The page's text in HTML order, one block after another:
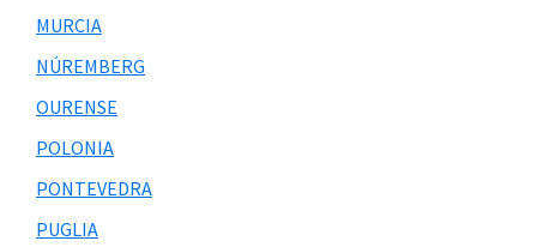
MURCIA
NÚREMBERG
OURENSE
POLONIA
PONTEVEDRA
PUGLIA